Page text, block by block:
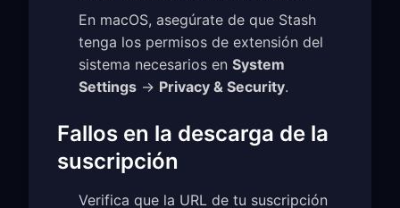
En macOS, asegúrate de que Stash
tenga los permisos de extensión del
sistema necesarios en System
Settings → Privacy & Security.
Fallos en la descarga de la
suscripción
Verifica que la URL de tu suscripción